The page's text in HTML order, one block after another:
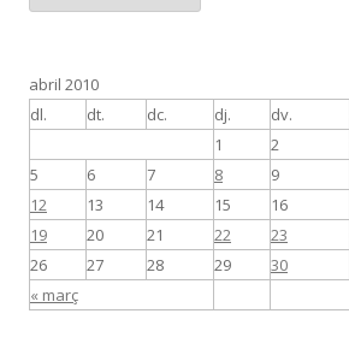
x
abril 2010
dl.
dt. dc. dj. dv.
« març
1 2
5
6 7 8 9
12
13 14 15 16
19
20 21 22 23
26
27 28 29 30